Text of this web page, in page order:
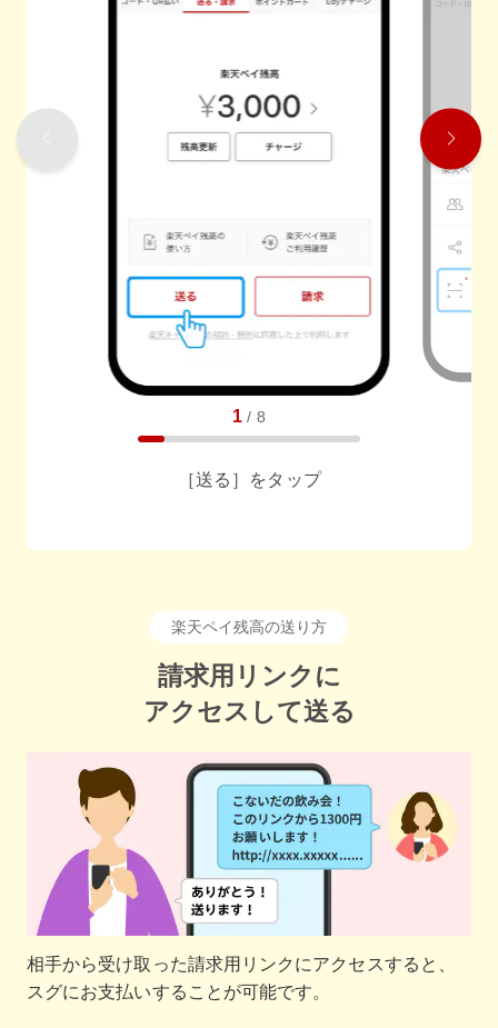
1 / 8
［送る］をタップ
楽天ペイ残高の送り方
請求用リンクに
アクセスして送る
相手から受け取った請求用リンクにアクセスすると、
スグにお支払いすることが可能です。